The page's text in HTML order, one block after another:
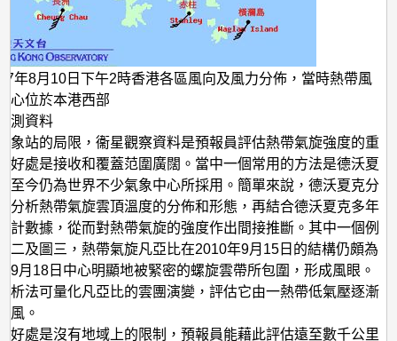
年8月10日下午2時香港各區風向及風力分佈，當時熱帶風
心位於本港西部
測資料
象站的局限，衞星觀察資料是預報員評估熱帶氣旋強度的重
好處是接收和覆蓋范圍廣闊。當中一個常用的方法是德沃夏
至今仍為世界不少氣象中心所採用。簡單來說，德沃夏克分
分析熱帶氣旋雲頂溫度的分佈和形態，再結合德沃夏克多年
計數據，從而對熱帶氣旋的強度作出間接推斷。其中一個例
二及圖三，熱帶氣旋凡亞比在2010年9月15日的結構仍頗為
9月18日中心明顯地被緊密的螺旋雲帶所包圍，形成風眼。
析法可量化凡亞比的雲團演變，評估它由一熱帶低氣壓逐漸
風。
好處是沒有地域上的限制，預報員能藉此評估遠至數千公里